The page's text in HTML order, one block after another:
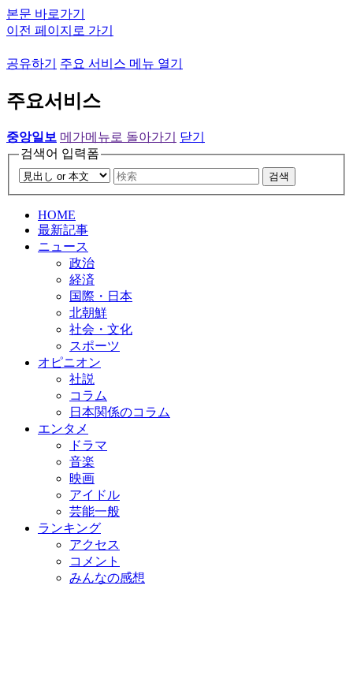
본문 바로가기
이전 페이지로 가기
공유하기 주요 서비스 메뉴 열기
주요서비스
중앙일보 메가메뉴로 돌아가기
닫기
검색어 입력폼
검색
HOME
最新記事
ニュース
政治
経済
国際・日本
北朝鮮
社会・文化
スポーツ
オピニオン
社説
コラム
日本関係のコラム
エンタメ
ドラマ
音楽
映画
アイドル
芸能一般
ランキング
アクセス
コメント
みんなの感想